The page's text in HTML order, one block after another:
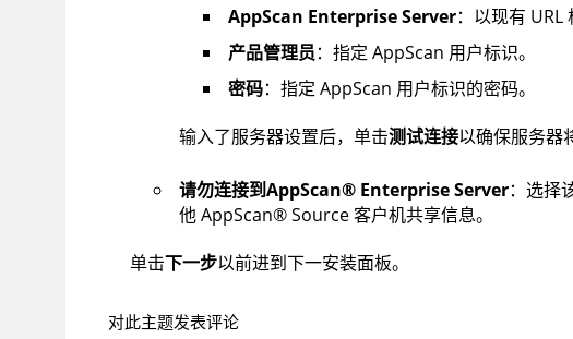
AppScan Enterprise Server：以现有 URL
产品管理员：指定 AppScan 用户标识。
密码：指定 AppScan 用户标识的密码。
输入了服务器设置后，单击测试连接以确保服务器
请勿连接到AppScan® Enterprise Server：选择
他AppScan®Source客户机共享信息。
单击下一步以前进到下一安装面板。
对此主题发表评论